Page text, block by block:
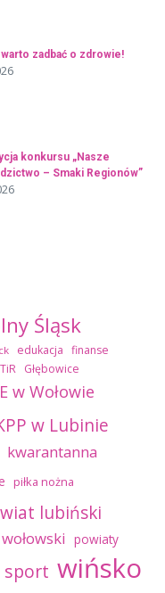
zadbać o zdrowie!
konkursu „Nasze
– Smaki Regionów”
Śląsk
edukacja finanse
Głębowice
w Wołowie
w Lubinie
kwarantanna
piłka nożna
lubiński
powiaty
sport wińsko